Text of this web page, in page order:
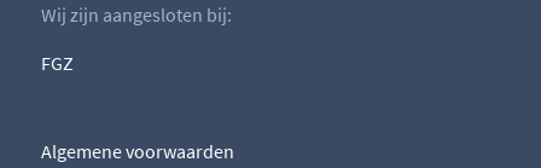
Wij zijn aangesloten bij:
FGZ
Algemene voorwaarden